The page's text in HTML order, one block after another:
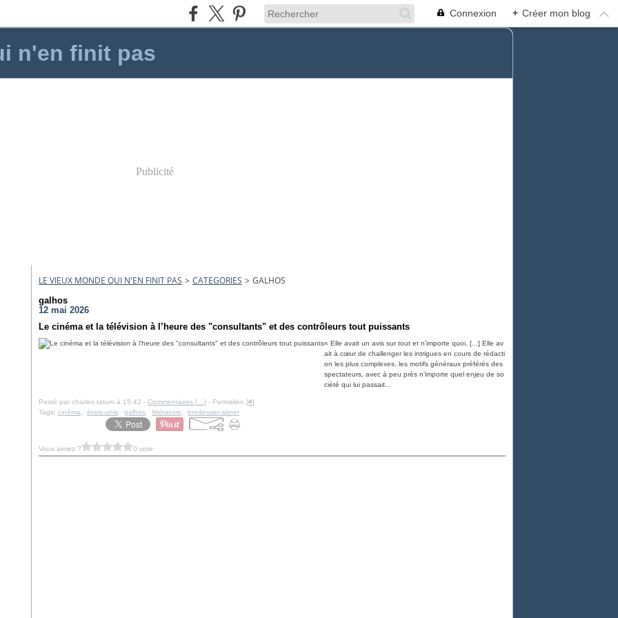
Connexion + Créer mon blog
n'en finit pas
Publicité
LE VIEUX MONDE QUI N'EN FINIT PAS > CATEGORIES > GALHOS
galhos
12 mai 2026
Le cinéma et la télévision à l’heure des "consultants" et des contrôleurs tout puissants
« Elle avait un avis sur tout et n’importe quoi. [...] Elle av
ait à cœur de challenger les intrigues en cours de rédacti
on les plus complexes, les motifs généraux préférés des
spectateurs, avec à peu près n’importe quel enjeu de so
ciété qui lui passait...
Posté par charles tatum à 15:42 - Commentaires [ ] - Permalien [#]
Tags: cinéma états-unis galhos littérature brodesser-akner
Vous aimez ? 0 vote